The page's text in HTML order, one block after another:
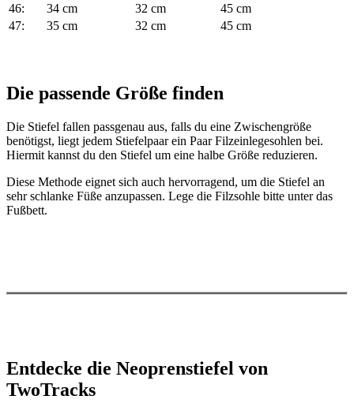
46:
34 cm 32 cm
45 cm
47:
35 cm 32 cm 45 cm
Die passende Größe finden
Die Stiefel fallen passgenau aus, falls du eine Zwischengröße
benötigst, liegt jedem Stiefelpaar ein Paar Filzeinlegesohlen bei.
Hiermit kannst du den Stiefel um eine halbe Größe reduzieren.
Diese Methode eignet sich auch hervorragend, um die Stiefel an
sehr schlanke Füße anzupassen. Lege die Filzsohle bitte unter das
Fußbett.
Entdecke die Neoprenstiefel von
TwoTracks